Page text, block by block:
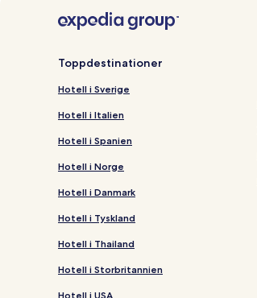
Toppdestinationer
Hotell i Sverige
Hotell i Italien
Hotell i Spanien
Hotell i Norge
Hotell i Danmark
Hotell i Tyskland
Hotell i Thailand
Hotell i Storbritannien
Hotell i USA